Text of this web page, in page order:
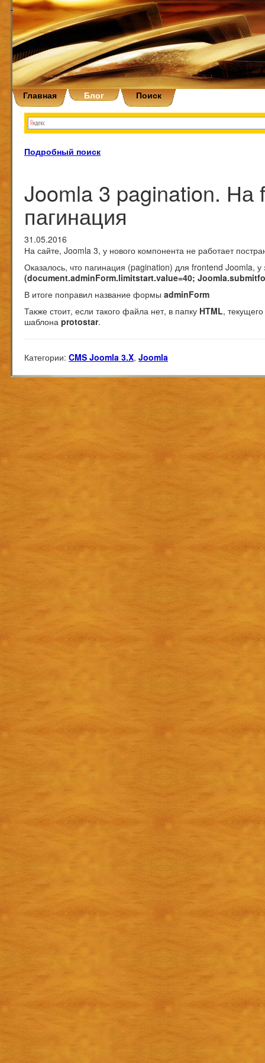
Главная Блог Поиск
Подробный поиск
Joomla 3 pagination. На
пагинация
31.05.2016
На сайте, Joomla 3, у нового компонента не работает
Оказалось, что пагинация (pagination) для frontend Joomla,
(document.adminForm.limitstart.value=40;
В итоге поправил название формы adminForm
Также стоит, если такого файла нет, в папку HTML,
шаблона protostar.
Категории: CMS Joomla 3.X, Joomla